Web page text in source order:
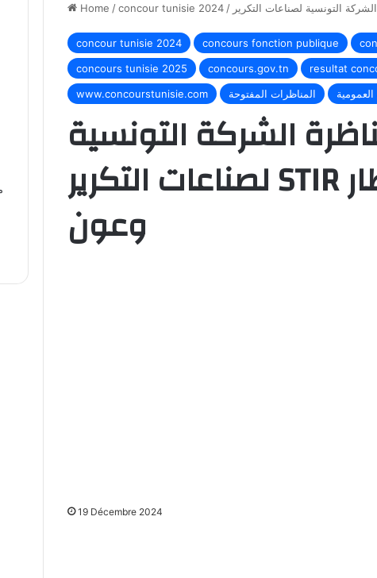
Home /concour tunisie 2024 /
concour tunisie 2024 concours fonction publique
concours tunisie 2025
concours.gov.tn resultat
www.concourstunisie.com
المناظرات المفتوحة
الشركة التونسية
لصناعات التكرير STIR لإنتداب 142 إطار
وعون
19 Décembre 2024